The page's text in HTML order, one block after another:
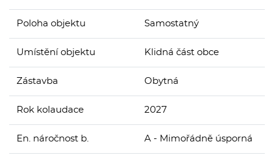
Poloha objektu Samostatný
Umístění objektu Klidná část obce
Zástavba Obytná
Rok kolaudace 2027
En. náročnost b. A - Mimořádně úsporná